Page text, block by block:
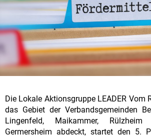
Die Lokale Aktionsgruppe LEADER Vom
das Gebiet der Verbandsgemeinden
Lingenfeld, Maikammer,
Germersheim abdeckt, startet den 5.